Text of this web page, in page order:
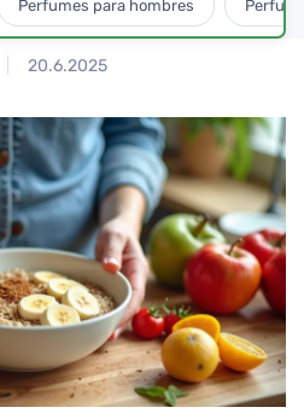
Perfumes para hombres
20.6.2025